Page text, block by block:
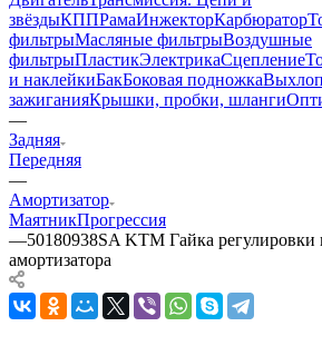
звёздыКППРамаИнжекторКарбюратор
фильтрыМасляные фильтрыВоздушные
фильтрыПластикЭлектрикаСцепление
и наклейкиБакБоковая подножка
зажиганияКрышки, пробки, шланги
—
Задняя
Передняя
—
Амортизатор
МаятникПрогрессия
—50180938SA KTM Гайка
амортизатора